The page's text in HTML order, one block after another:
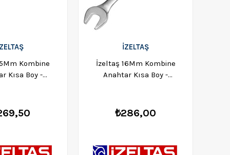
Kombine
Kısa Boy -
İZELTAŞ
İzeltaş 16Mm Kombine
Anahtar Kısa Boy -
₺286,00